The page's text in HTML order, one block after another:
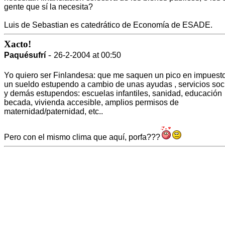
gente que sí la necesita?
Luis de Sebastian es catedrático de Economía de ESADE.
Xacto!
Paquésufrí- 26-2-2004 at 00:50
Yo quiero ser Finlandesa: que me saquen un pico en
un sueldo estupendo a cambio de unas ayudas , servicios
y demás estupendos: escuelas infantiles, sanidad, educación
becada, vivienda accesible, amplios permisos de
maternidad/paternidad, etc..
Pero con el mismo clima que aquí, porfa???